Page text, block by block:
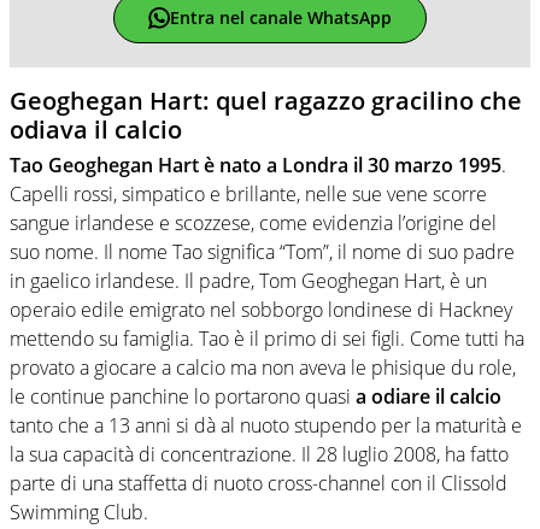
Entra nel canale WhatsApp
Geoghegan Hart: quel ragazzo gracilino che
odiava il calcio
Tao Geoghegan Hart è nato a Londra il 30 marzo 1995.
Capelli rossi, simpatico e brillante, nelle sue vene scorre
sangue irlandese e scozzese, come evidenzia l’origine del
suo nome. Il nome Tao significa “Tom”, il nome di suo padre
in gaelico irlandese. Il padre, Tom Geoghegan Hart, è un
operaio edile emigrato nel sobborgo londinese di Hackney
mettendo su famiglia. Tao è il primo di sei figli. Come tutti ha
provato a giocare a calcio ma non aveva le phisique du role,
le continue panchine lo portarono quasi a odiare il calcio
tanto che a 13 anni si dà al nuoto stupendo per la maturità e
la sua capacità di concentrazione. Il 28 luglio 2008, ha fatto
parte di una staffetta di nuoto cross-channel con il Clissold
Swimming Club.